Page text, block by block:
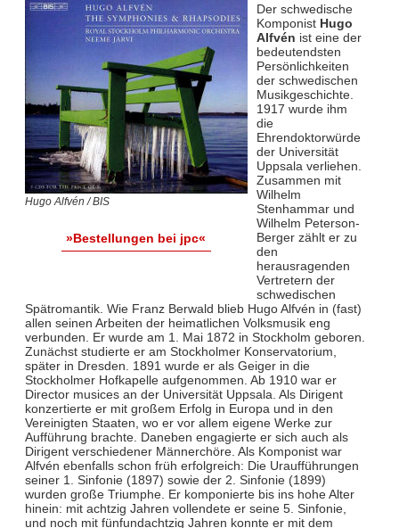
Hugo Alfvén / BIS
»Bestellungen bei jpc«
Der schwedische
Komponist Hugo
Alfvén ist eine der
bedeutendsten
Persönlichkeiten
der schwedischen
Musikgeschichte.
1917 wurde ihm
die
Ehrendoktorwürde
der Universität
Uppsala verliehen.
Zusammen mit
Wilhelm
Stenhammar und
Wilhelm Peterson-
Berger zählt er zu
den
herausragenden
Vertretern der
schwedischen
Spätromantik. Wie Franz Berwald blieb Hugo Alfvén in (fast)
allen seinen Arbeiten der heimatlichen Volksmusik eng
verbunden. Er wurde am 1. Mai 1872 in Stockholm geboren.
Zunächst studierte er am Stockholmer Konservatorium,
später in Dresden. 1891 wurde er als Geiger in die
Stockholmer Hofkapelle aufgenommen. Ab 1910 war er
Director musices an der Universität Uppsala. Als Dirigent
konzertierte er mit großem Erfolg in Europa und in den
Vereinigten Staaten, wo er vor allem eigene Werke zur
Aufführung brachte. Daneben engagierte er sich auch als
Dirigent verschiedener Männerchöre. Als Komponist war
Alfvén ebenfalls schon früh erfolgreich: Die Uraufführungen
seiner 1. Sinfonie (1897) sowie der 2. Sinfonie (1899)
wurden große Triumphe. Er komponierte bis ins hohe Alter
hinein: mit achtzig Jahren vollendete er seine 5. Sinfonie,
und noch mit fünfundachtzig Jahren konnte er mit dem